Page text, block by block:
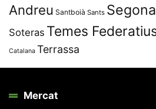
Andreu Santboià Sants
Soteras Temes
Catalana Terrassa
Mercat